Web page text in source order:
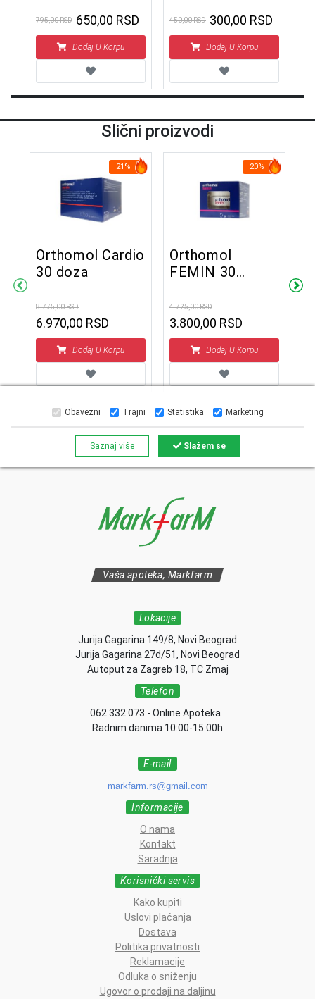
20 ml
795,00 RSD 650,00 RSD
Dodaj U Korpu
450,00 RSD 300,00 RSD
Dodaj U Korpu
Slični proizvodi
21%
Orthomol Cardio
30 doza
8.775,00 RSD
6.970,00 RSD
Dodaj U Korpu
20%
Orthomol
FEMIN 30
doza
4.725,00 RSD
3.800,00 RSD
Dodaj U Korpu
Vaša apoteka, Markfarm
Lokacije
Jurija Gagarina 149/8, Novi Beograd
Jurija Gagarina 27d/51, Novi Beograd
Autoput za Zagreb 18, TC Zmaj
Telefon
062 332 073 - Online Apoteka
Radnim danima 10:00-15:00h
E-mail
markfarm.rs@gmail.com
Informacije
O nama
Kontakt
Saradnja
Korisnički servis
Kako kupiti
Uslovi plaćanja
Dostava
Politika privatnosti
Reklamacije
Odluka o sniženju
Ugovor o prodaji na daljinu
Obavezni Trajni Statistika Marketing
Saznaj više Slažem se